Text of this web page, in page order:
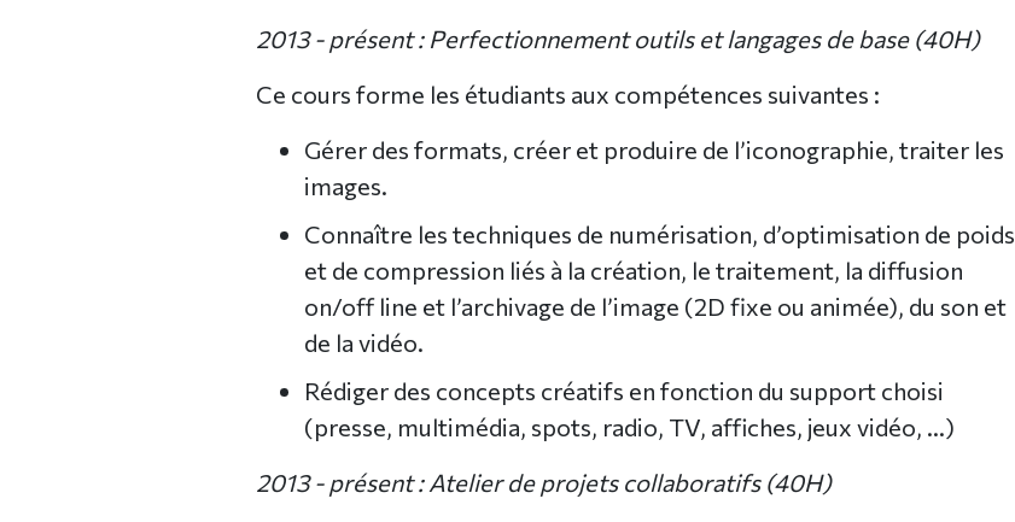
2013 - présent : Perfectionnement outils et langages de base (40H)
Ce cours forme les étudiants aux compétences suivantes :
Gérer des formats, créer et produire de l’iconographie, traiter les
images.
Connaître les techniques de numérisation, d’optimisation de poids
et de compression liés à la création, le traitement, la diffusion
on/off line et l’archivage de l’image (2D fixe ou animée), du son et
de la vidéo.
Rédiger des concepts créatifs en fonction du support choisi
(presse, multimédia, spots, radio, TV, affiches, jeux vidéo, …)
2013 - présent : Atelier de projets collaboratifs (40H)